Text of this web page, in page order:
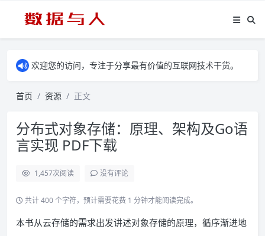
欢迎您的访问，专注于分享最有价值的互联网技术干货。
首页 资源 正文
分布式对象存储：原理、架构及Go语
言实现 PDF下载
1,457次阅读 没有评论
共计 400 个字符，预计需要花费 1 分钟才能阅读完成。
本书从云存储的需求出发讲述对象存储的原理，循序渐进地